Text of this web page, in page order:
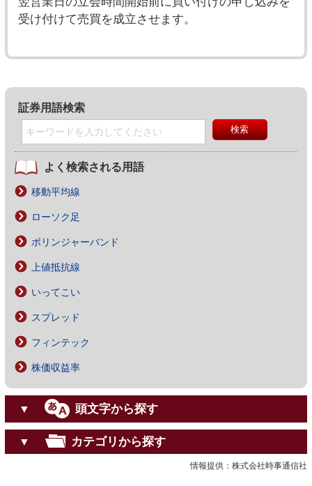
受け付けて売買を成立させます。
証券用語検索
よく検索される用語
移動平均線
ローソク足
ボリンジャーバンド
上値抵抗線
いってこい
スプレッド
フィンテック
株価収益率
▼ 頭文字から探す
▼ カテゴリから探す
情報提供：株式会社時事通信社